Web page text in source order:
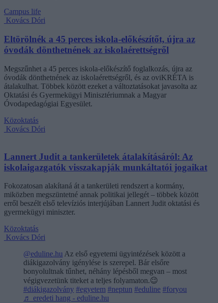
Campus life
Kovács Dóri
Eltörölnék a 45 perces iskola-előkészítőt, újra az
óvodák dönthetnének az iskolaérettségről
Megszűnhet a 45 perces iskola-előkészítő foglalkozás, újra az
óvodák dönthetnének az iskolaérettségről, és az oviKRÉTA is
átalakulhat. Többek között ezeket a változtatásokat javasolta az
Oktatási és Gyermekügyi Minisztériumnak a Magyar
Óvodapedagógiai Egyesület.
Közoktatás
Kovács Dóri
Lannert Judit a tankerületek átalakításáról: Az
iskolaigazgatók visszakapják munkáltatói jogaikat
Fokozatosan alakítaná át a tankerületi rendszert a kormány,
miközben megszüntetné annak politikai jellegét – többek között
erről beszélt első televíziós interjújában Lannert Judit oktatási és
gyermekügyi miniszter.
Közoktatás
Kovács Dóri
@eduline.hu Az első egyetemi ügyintézések között a
diákigazolvány igénylése is szerepel. Bár elsőre
bonyolultnak tűnhet, néhány lépésből megvan – most
végigvezetünk titeket a teljes folyamaton.😉
#diákigazolvány #egyetem #neptun #eduline #foryou
♬ eredeti hang - eduline.hu